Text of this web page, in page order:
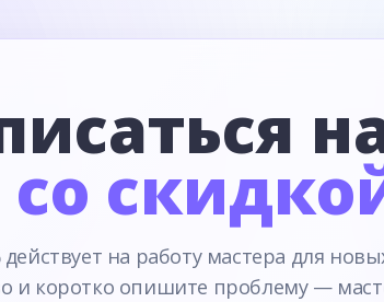
со
действует на работу мастера для
и коротко опишите проблему —